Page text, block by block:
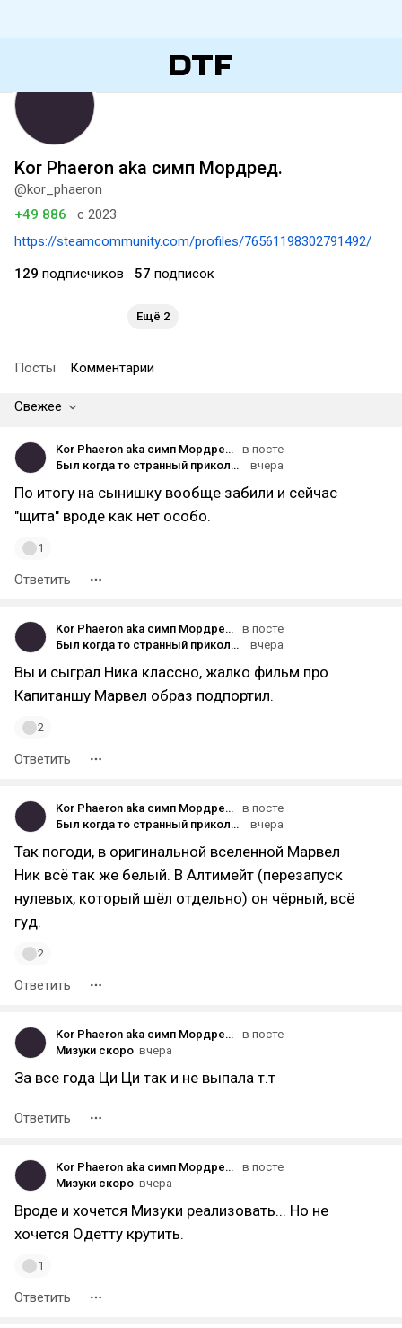
Kor Phaeron aka симп Мордред.
@kor_phaeron
+49 886
с 2023
https://steamcommunity.com/profiles/76561198302791492/
129 подписчиков 57 подписок
Ещё 2
Посты Комментарии
Свежее
Kor Phaeron aka симп Мордред.
в посте
Был когда то странный приколдес с Ником Фьюри, еще до приколдесов от Нетфликсов с рандомным изменением рас повсюду
вчера
По итогу на сынишку вообще забили и сейчас
"щита" вроде как нет особо.
1
Ответить
Kor Phaeron aka симп Мордред.
в посте
Был когда то странный приколдес с Ником Фьюри, еще до приколдесов от Нетфликсов с рандомным изменением рас повсюду
вчера
Вы и сыграл Ника классно, жалко фильм про
Капитаншу Марвел образ подпортил.
2
Ответить
Kor Phaeron aka симп Мордред.
в посте
Был когда то странный приколдес с Ником Фьюри, еще до приколдесов от Нетфликсов с рандомным изменением рас повсюду
вчера
Так погоди, в оригинальной вселенной Марвел
Ник всё так же белый. В Алтимейт (перезапуск
нулевых, который шёл отдельно) он чёрный, всё
гуд.
2
Ответить
Kor Phaeron aka симп Мордред.
в посте
Мизуки скоро вчера
За все года Ци Ци так и не выпала т.т
Ответить
Kor Phaeron aka симп Мордред.
в посте
Мизуки скоро вчера
Вроде и хочется Мизуки реализовать... Но не
хочется Одетту крутить.
1
Ответить